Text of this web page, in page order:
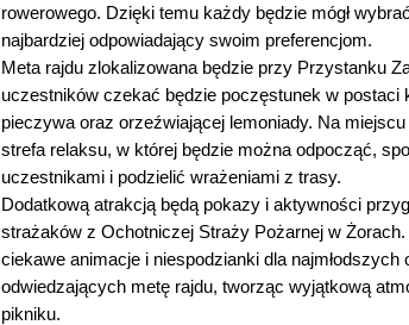
rowerowego. Dzięki temu każdy będzie mógł
najbardziej odpowiadający swoim preferencjom.
Meta rajdu zlokalizowana będzie przy Przystanku
uczestników czekać będzie poczęstunek w postaci
pieczywa oraz orzeźwiającej lemoniady. Na
strefa relaksu, w której będzie można odpocząć,
uczestnikami i podzielić wrażeniami z trasy.
Dodatkową atrakcją będą pokazy i aktywności
strażaków z Ochotniczej Straży Pożarnej w
ciekawe animacje i niespodzianki dla
odwiedzających metę rajdu, tworząc wyjątkową
pikniku.